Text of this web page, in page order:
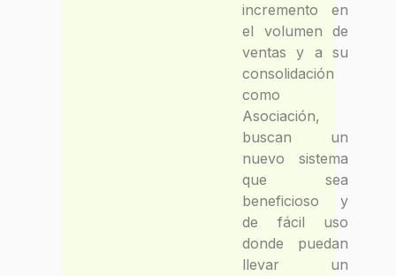
incremento en
el volumen de
ventas y a su
consolidación
como
Asociación,
buscan un
nuevo sistema
que sea
beneficioso y
de fácil uso
donde puedan
llevar un